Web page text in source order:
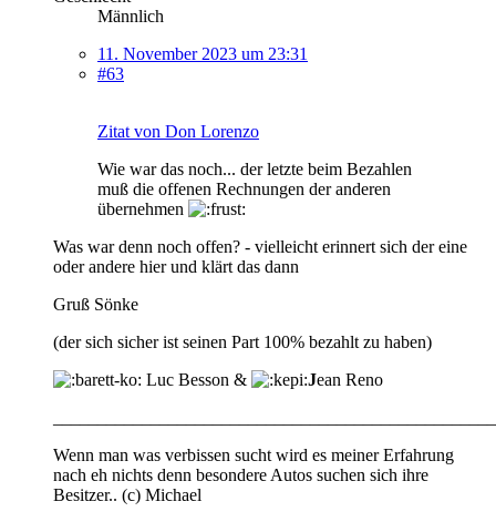
Männlich
11. November 2023 um 23:31
#63
Zitat von Don Lorenzo
Wie war das noch... der letzte beim Bezahlen
muß die offenen Rechnungen der anderen
übernehmen
Was war denn noch offen? - vielleicht erinnert sich der eine
oder andere hier und klärt das dann
Gruß Sönke
(der sich sicher ist seinen Part 100% bezahlt zu haben)
Luc Besson &
Jean Reno
Wenn man was verbissen sucht wird es meiner Erfahrung
nach eh nichts denn besondere Autos suchen sich ihre
Besitzer.. (c) Michael